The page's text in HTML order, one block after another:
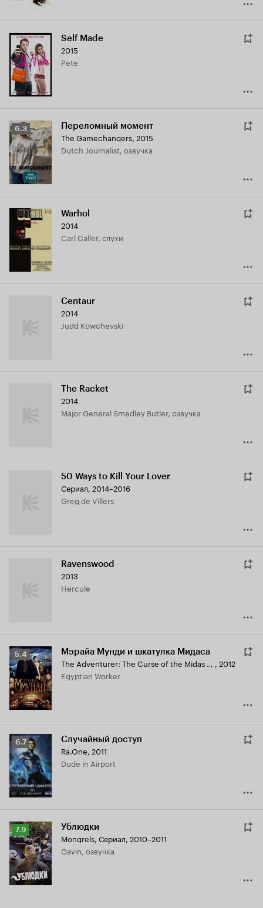
Self Made
2015
Pete
Рейтинг
Кинопоиска
6.3
6.3 Переломный момент
The Gamechangers, 2015
Dutch Journalist, озвучка
Warhol
2014
Carl Caller, слухи
Centaur
2014
Judd Kowchevski
The Racket
2014
Major General Smedley Butler, озвучка
50 Ways to Kill Your Lover
Сериал, 2014–2016
Greg de Villers
Ravenswood
2013
Hercule
Рейтинг
Кинопоиска
5.4
5.4 Мэрайа Мунди и шкатулка Мидаса
The Adventurer: The Curse of the Midas Box , 2012
Egyptian Worker
Рейтинг
Кинопоиска
6.7
6.7 Случайный доступ
Ra.One, 2011
Dude in Airport
Рейтинг
Кинопоиска
7.9
7.9 Ублюдки
Mongrels, Сериал, 2010–2011
Gavin, озвучка